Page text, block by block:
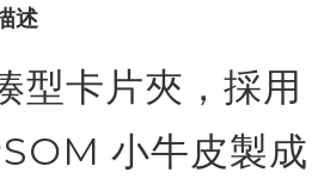
述
型卡片夾，採用
小牛皮製成